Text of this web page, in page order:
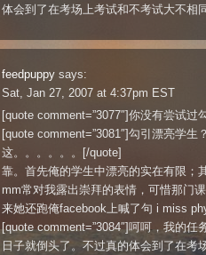
体会到了在考场上考试和不考试大不相
feedpuppy says:
Sat, Jan 27, 2007 at 4:37pm EST
[quote comment=”3077″]你没有尝试
[quote comment=”3081″]勾引漂亮学生
这。。。。。。[/quote]
靠。首先俺的学生中漂亮的实在有限；
mm常对我露出崇拜的表情，可惜那门
来她还跑俺facebook上喊了句 i miss
[quote comment=”3084″]呵呵，我的
日子就倒头了。不过真的体会到了在考